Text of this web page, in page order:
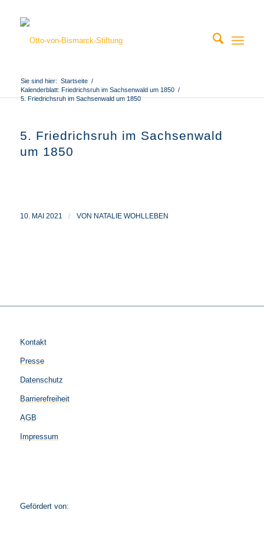
Sie sind hier: Startseite /
Kalenderblatt: Friedrichsruh im Sachsenwald um 1850 /
5. Friedrichsruh im Sachsenwald um 1850
5. Friedrichsruh im Sachsenwald
um 1850
10. MAI 2021 / VON NATALIE WOHLLEBEN
Kontakt
Presse
Datenschutz
Barrierefreiheit
AGB
Impressum
Gefördert von: